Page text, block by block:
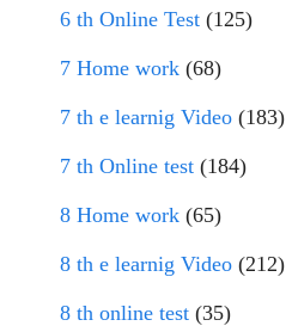
6 th Online Test (125)
7 Home work (68)
7 th e learnig Video (183)
7 th Online test (184)
8 Home work (65)
8 th e learnig Video (212)
8 th online test (35)